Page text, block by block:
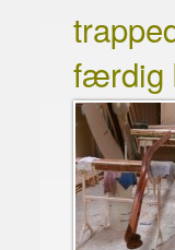
færdig